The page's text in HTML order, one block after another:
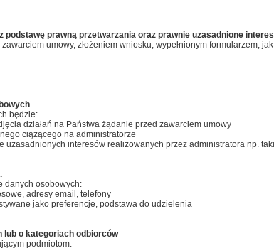
podstawę prawną przetwarzania oraz prawnie uzasadnione
umowy, złożeniem wniosku, wypełnionym formularzem,
będzie:
działań na Państwa żądanie przed zawarciem umowy
ciążącego na administratorze
uzasadnionych interesów realizowanych przez administratora np.
danych osobowych:
adresy email, telefony
jako preferencje, podstawa do udzielenia
lub o kategoriach odbiorców
podmiotom: